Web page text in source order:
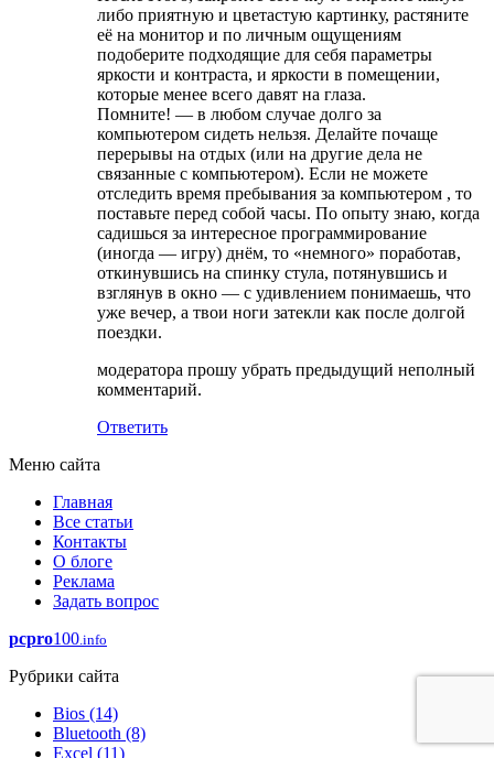
либо приятную и цветастую картинку, растяните
её на монитор и по личным ощущениям
подоберите подходящие для себя параметры
яркости и контраста, и яркости в помещении,
которые менее всего давят на глаза.
Помните! — в любом случае долго за
компьютером сидеть нельзя. Делайте почаще
перерывы на отдых (или на другие дела не
связанные с компьютером). Если не можете
отследить время пребывания за компьютером , то
поставьте перед собой часы. По опыту знаю, когда
садишься за интересное программирование
(иногда — игру) днём, то «немного» поработав,
откинувшись на спинку стула, потянувшись и
взглянув в окно — с удивлением понимаешь, что
уже вечер, а твои ноги затекли как после долгой
поездки.
модератора прошу убрать предыдущий неполный
комментарий.
Ответить
Меню сайта
Главная
Все статьи
Контакты
О блоге
Реклама
Задать вопрос
pcpro100.info
Рубрики сайта
Bios (14)
Bluetooth (8)
Excel (11)